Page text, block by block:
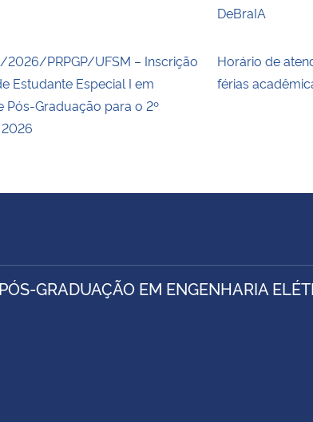
DeBraIA
2026/PRPGP/UFSM – Inscrição
Estudante Especial I em
Pós-Graduação para o 2º
Horário de
férias
GRADUAÇÃO EM ENGENHARIA